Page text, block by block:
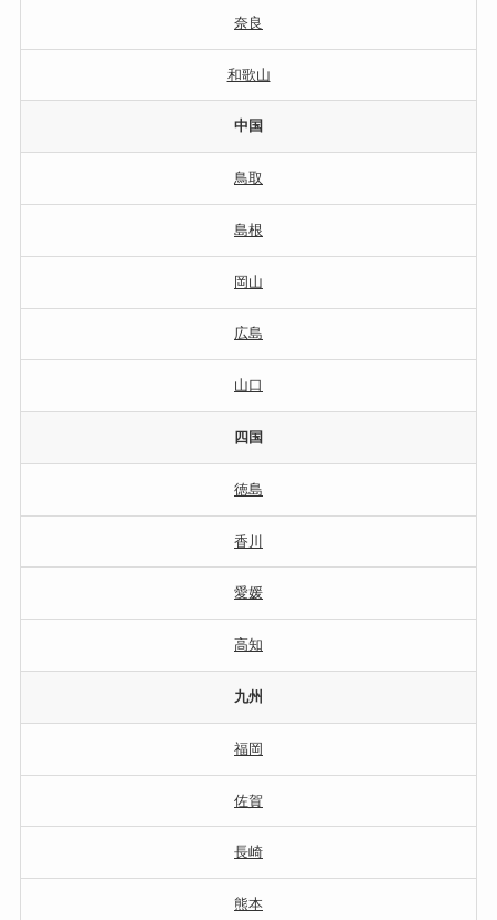
奈良
和歌山
中国
鳥取
島根
岡山
広島
山口
四国
徳島
香川
愛媛
高知
九州
福岡
佐賀
長崎
熊本